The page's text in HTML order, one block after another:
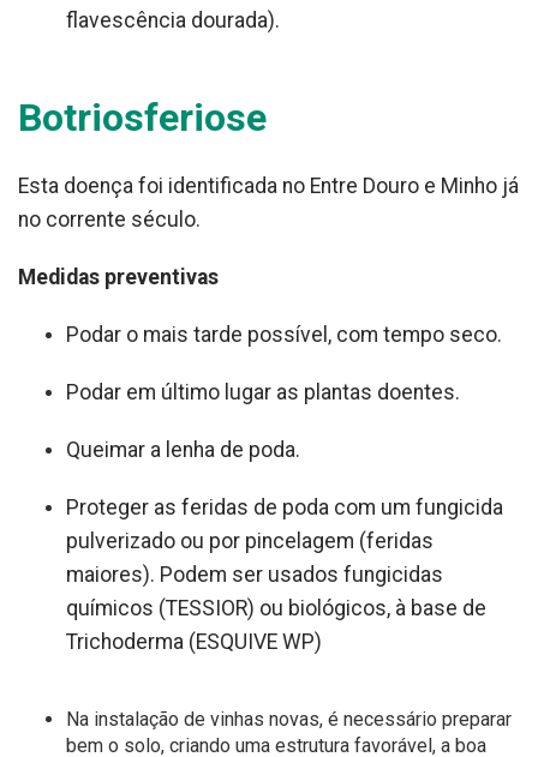
flavescência dourada).
Botriosferiose
Esta doença foi identificada no Entre Douro e Minho já
no corrente século.
Medidas preventivas
Podar o mais tarde possível, com tempo seco.
Podar em último lugar as plantas doentes.
Queimar a lenha de poda.
Proteger as feridas de poda com um fungicida
pulverizado ou por pincelagem (feridas
maiores). Podem ser usados fungicidas
químicos (TESSIOR) ou biológicos, à base de
Trichoderma (ESQUIVE WP)
Na instalação de vinhas novas, é necessário preparar
bem o solo, criando uma estrutura favorável, a boa